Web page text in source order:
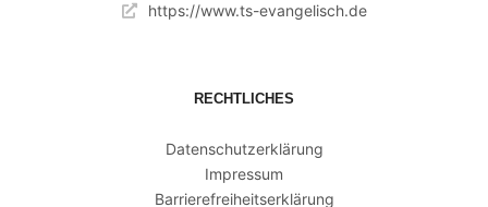
https://www.ts-evangelisch.de
RECHTLICHES
Datenschutzerklärung
Impressum
Barrierefreiheitserklärung